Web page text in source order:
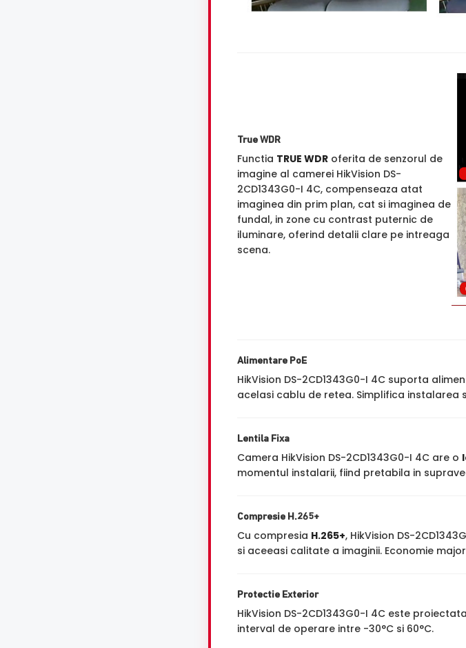
True WDR
Functia TRUE WDR oferita de senzorul de
imagine al camerei HikVision DS-
2CD1343G0-I 4C, compenseaza atat
imaginea din prim plan, cat si imaginea de
fundal, in zone cu contrast puternic de
iluminare, oferind detalii clare pe intreaga
scena.
Alimentare PoE
HikVision DS-2CD1343G0-I 4C suporta
acelasi cablu de retea. Simplifica
Lentila Fixa
Camera HikVision DS-2CD1343G0-I 4C are o
momentul instalarii, fiind pretabila in
Compresie H.265+
Cu compresia H.265+, HikVision DS-
si aceeasi calitate a imaginii. Economie
Protectie Exterior
HikVision DS-2CD1343G0-I 4C este
interval de operare intre -30°C si 60°C.